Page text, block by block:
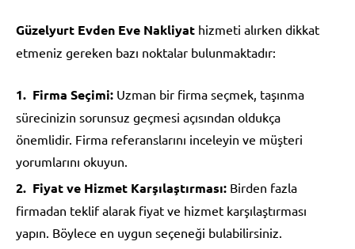
Güzelyurt Evden Eve Nakliyat hizmeti alırken dikkat
etmeniz gereken bazı noktalar bulunmaktadır:
Firma Seçimi: Uzman bir firma seçmek, taşınma
sürecinizin sorunsuz geçmesi açısından oldukça
önemlidir. Firma referanslarını inceleyin ve müşteri
yorumlarını okuyun.
Fiyat ve Hizmet Karşılaştırması: Birden fazla
firmadan teklif alarak fiyat ve hizmet karşılaştırması
yapın. Böylece en uygun seçeneği bulabilirsiniz.